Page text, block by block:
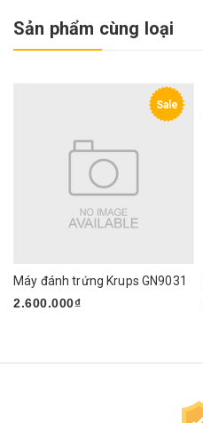
Sản phẩm cùng loại
Sale
Máy đánh trứng Krups GN9031
2.600.000₫